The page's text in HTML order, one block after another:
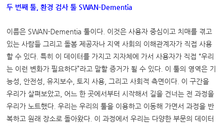
두 번째 툴 ,환경 검사 툴 SWAN-Dementia
이름은 SWAN-Dementia 툴이다. 이것은 사용자 중심이고 치매를 겪고
있는 사람들 그리고 돌봄 제공자나 지역 사회의 이해관계자가 직접 사용
할 수 있다. 특히 이 데이터를 가지고 지자체에 가서 사용자가 직접 “우리
는 이런 변화가 필요하다”라고 말할 증거가 될 수 있다. 이 툴의 영역은 기
능성, 안전성, 유지보수, 토지 사용, 그리고 사회적 측면이다. 이 구간을
우리가 살펴보았고, 어느 한 곳에서부터 시작해서 길을 건너는 전 과정을
우리가 노트했다. 우리는 우리의 툴을 이용하고 이동해 가면서 과정을 반
복하고 원래 장소로 돌아왔다. 이 과정에서 우리는 다양한 부문의 데이터